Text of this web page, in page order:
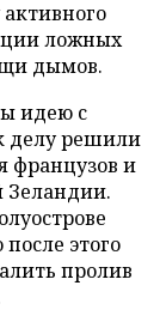
ложных
дымов.
идею с
делу решили
французов и
Зеландии.
этого
пролив